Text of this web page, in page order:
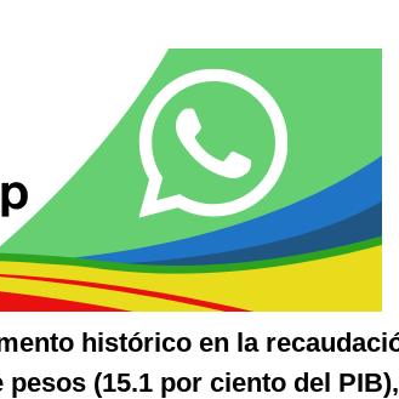
histórico en la
(15.1 por ciento del PIB),